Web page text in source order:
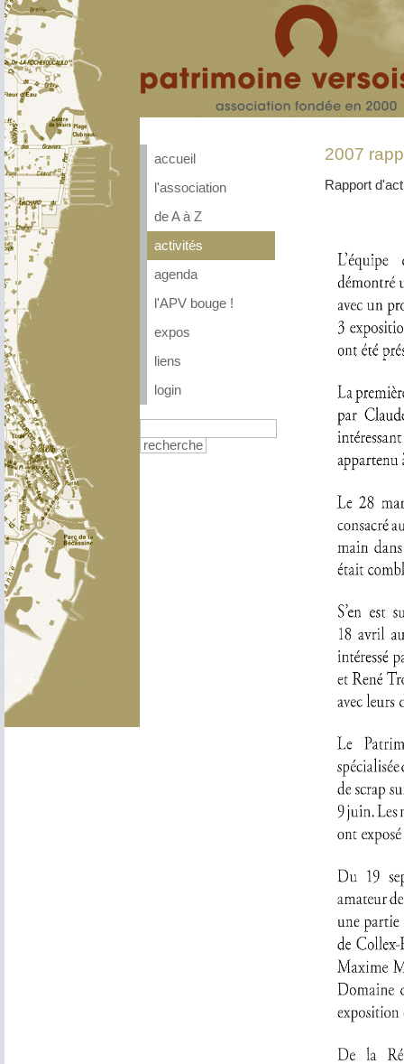
accueil
l'association
de A à Z
activités
agenda
l'APV bouge !
expos
liens
login
recherche
2007
Rapport